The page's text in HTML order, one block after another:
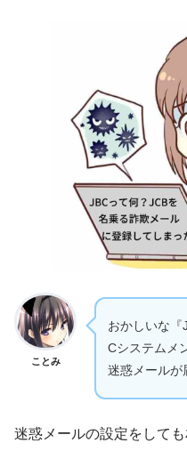
ことみ
おかしいな『
Cシステムメ
迷惑メールが
迷惑メールの設定をして